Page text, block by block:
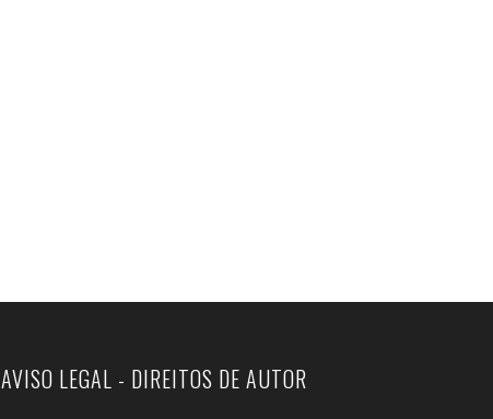
AVISO LEGAL - DIREITOS DE AUTOR